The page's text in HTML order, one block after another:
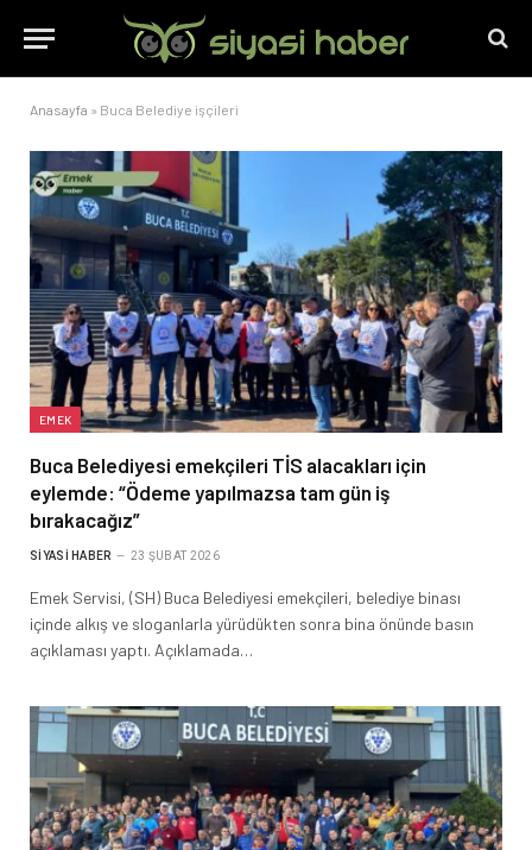
Anasayfa » Buca Belediye işçileri
EMEK
Buca Belediyesi emekçileri TİS alacakları için
eylemde: “Ödeme yapılmazsa tam gün iş
bırakacağız”
SIYASI HABER 23 ŞUBAT 2026
Emek Servisi, (SH) Buca Belediyesi emekçileri, belediye binası
içinde alkış ve sloganlarla yürüdükten sonra bina önünde basın
açıklaması yaptı. Açıklamada…